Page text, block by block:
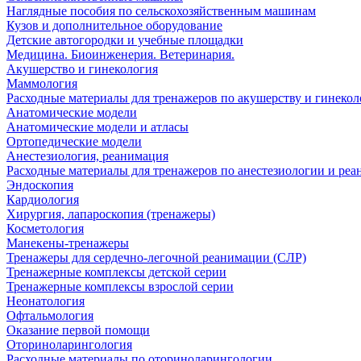
Наглядные пособия по сельскохозяйственным машинам
Кузов и дополнительное оборудование
Детские автогородки и учебные площадки
Медицина. Биоинженерия. Ветеринария.
Акушерство и гинекология
Маммология
Расходные материалы для тренажеров по акушерству и
Анатомические модели
Анатомические модели и атласы
Ортопедические модели
Анестезиология, реанимация
Расходные материалы для тренажеров по анестезиологии и
Эндоскопия
Кардиология
Хирургия, лапароскопия (тренажеры)
Косметология
Манекены-тренажеры
Тренажеры для сердечно-легочной реанимации (СЛР)
Тренажерные комплексы детской серии
Тренажерные комплексы взрослой серии
Неонатология
Офтальмология
Оказание первой помощи
Оториноларингология